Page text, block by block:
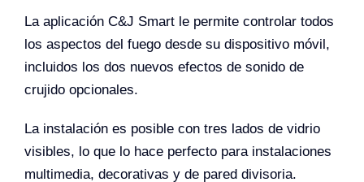
La aplicación C&J Smart le permite controlar todos
los aspectos del fuego desde su dispositivo móvil,
incluidos los dos nuevos efectos de sonido de
crujido opcionales.
La instalación es posible con tres lados de vidrio
visibles, lo que lo hace perfecto para instalaciones
multimedia, decorativas y de pared divisoria.